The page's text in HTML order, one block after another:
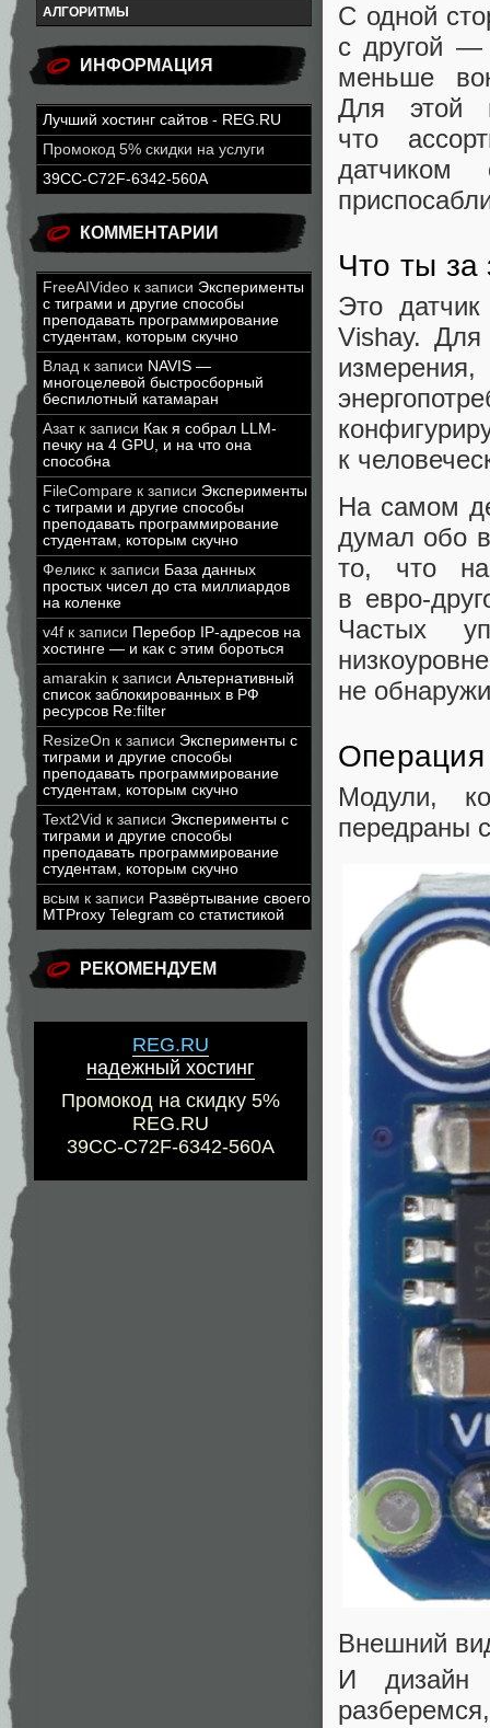
АЛГОРИТМЫ
ИНФОРМАЦИЯ
Лучший хостинг сайтов - REG.RU
Промокод 5% скидки на услуги
39CC-C72F-6342-560A
КОММЕНТАРИИ
FreeAIVideo к записи Эксперименты
с тиграми и другие способы
преподавать программирование
студентам, которым скучно
Влад к записи NAVIS —
многоцелевой быстросборный
беспилотный катамаран
Азатк записи Как я собрал LLM-
печку на 4 GPU, и на что она
способна
FileCompare к записи Эксперименты
с тиграми и другие способы
преподавать программирование
студентам, которым скучно
Феликс к записи База данных
простых чисел до ста миллиардов
на коленке
v4f к записи Перебор IP-адресов на
хостинге — и как с этим бороться
amarakin к записи Альтернативный
список заблокированных в РФ
ресурсов Re:filter
ResizeOn к записи Эксперименты с
тиграми и другие способы
преподавать программирование
студентам, которым скучно
Text2Vid к записи Эксперименты с
тиграми и другие способы
преподавать программирование
студентам, которым скучно
всым к записи Развёртывание своего
MTProxy Telegram со статистикой
РЕКОМЕНДУЕМ
REG.RU
надежный хостинг
Промокод на скидку 5%
REG.RU
39CC-C72F-6342-560A
С одной
с другой —
меньше
Для этой
что
Что ты за
Это
Vishay. Для
к
На самом
думал обо
то, что
в
Частых
не
Операция
Модули,
передраны
Внешний
И дизайн